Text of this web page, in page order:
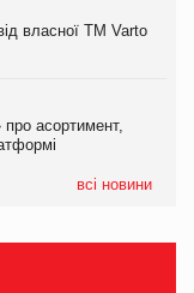
власної ТМ Varto
асортимент,
всі новини
власної ТМ Varto
асортимент,